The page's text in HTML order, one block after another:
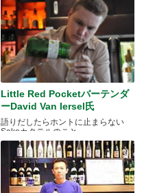
Little Red Pocketバーテンダ
ーDavid Van Iersel氏
語りだしたらホントに止まらない
Sakeカクテルのこと